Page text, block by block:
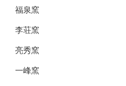
福泉窯
李荘窯
亮秀窯
一峰窯